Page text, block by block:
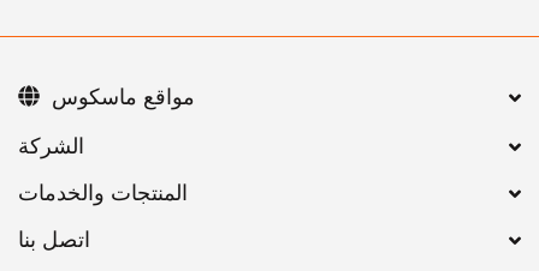
اتصل بنا
مواقع ماسكوس